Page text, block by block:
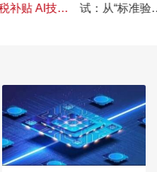
补贴 AI技术
试：从“标准验